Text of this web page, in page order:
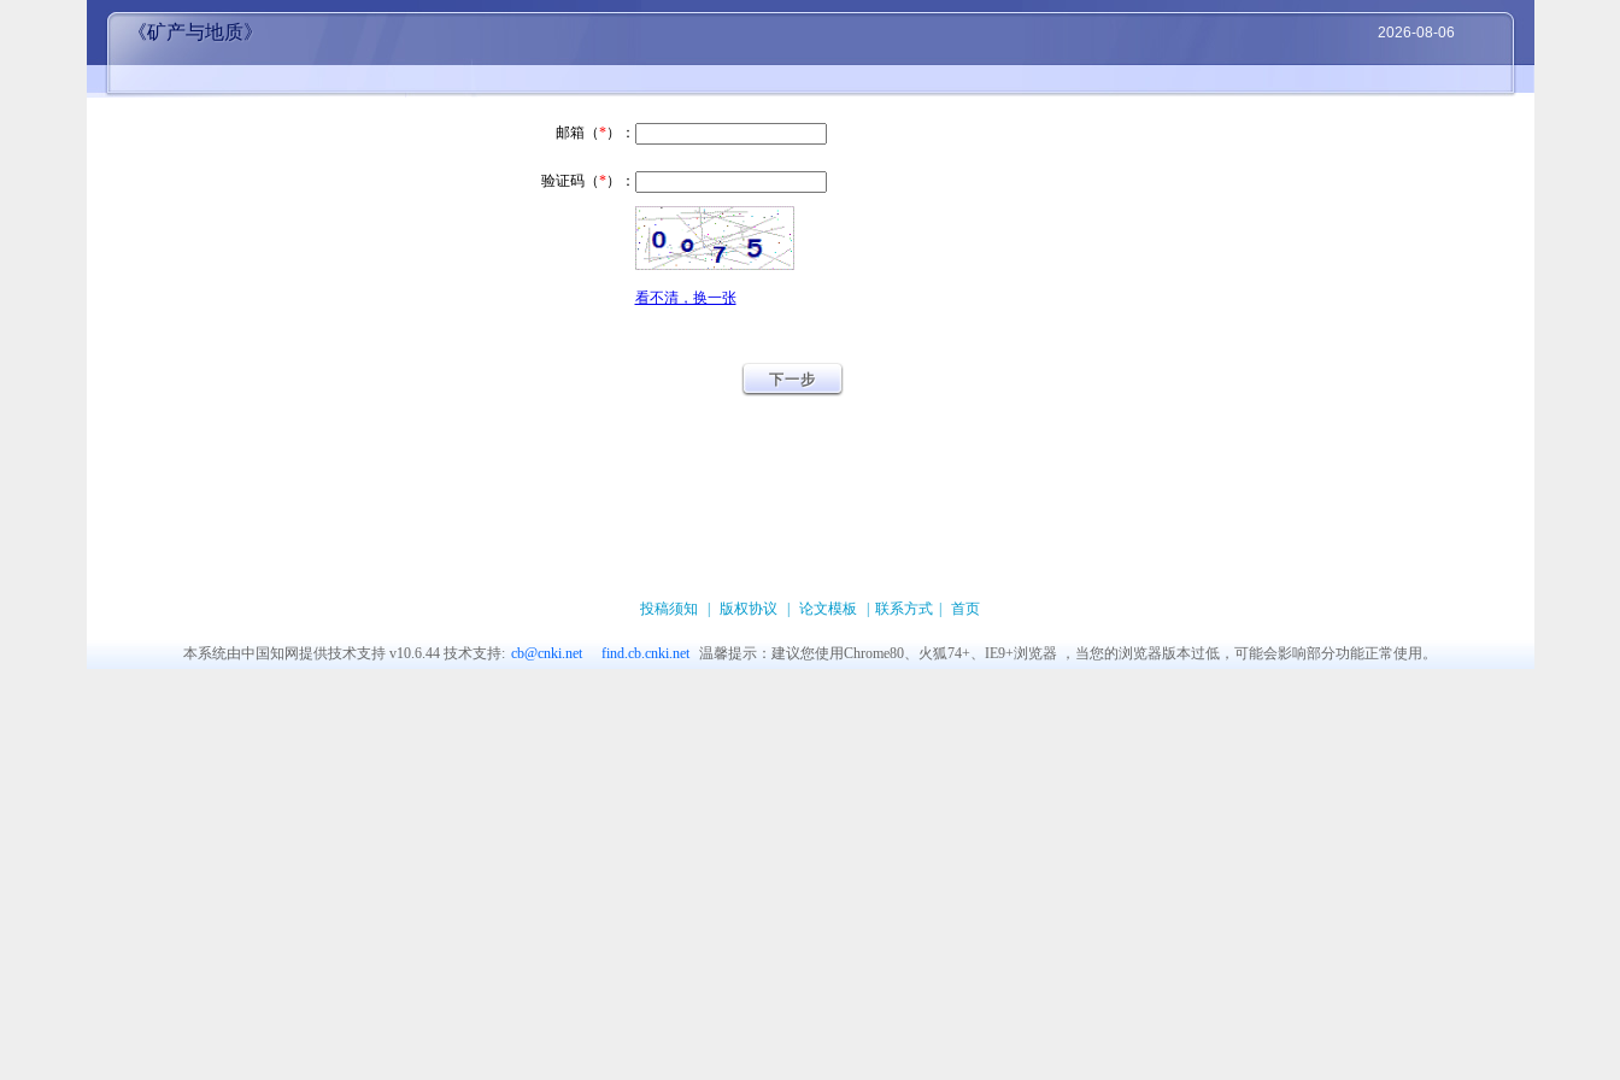
《矿产与地质》 2026-08-06
邮箱（*）：
验证码（*）：
看不清，换一张
投稿须知 版权协议 论文模板 联系方式 首页
本系统由中国知网提供技术支持 v10.6.44 技术支持: cb@cnki.net find.cb.cnki.net 温馨提示：建议您使用Chrome80、火狐74+、IE9+浏览器 ，当您的浏览器版本过低，可能会影响部分功能正常使用。